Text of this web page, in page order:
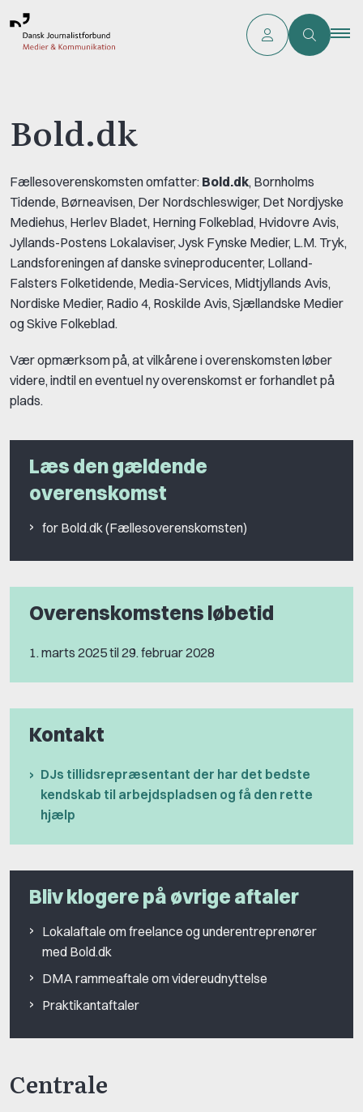
Bold.dk
Fællesoverenskomsten omfatter: Bold.dk, Bornholms
Tidende, Børneavisen, Der Nordschleswiger, Det Nordjyske
Mediehus, Herlev Bladet, Herning Folkeblad, Hvidovre Avis,
Jyllands-Postens Lokalaviser, Jysk Fynske Medier, L.M. Tryk,
Landsforeningen af danske svineproducenter, Lolland-
Falsters Folketidende, Media-Services, Midtjyllands Avis,
Nordiske Medier, Radio 4, Roskilde Avis, Sjællandske Medier
og Skive Folkeblad.
Vær opmærksom på, at vilkårene i overenskomsten løber
videre, indtil en eventuel ny overenskomst er forhandlet på
plads.
Læs den gældende
overenskomst
for Bold.dk (Fællesoverenskomsten)
Overenskomstens løbetid
1. marts 2025 til 29. februar 2028
Kontakt
DJs tillidsrepræsentant der har det bedste
kendskab til arbejdspladsen og få den rette
hjælp
Bliv klogere på øvrige aftaler
Lokalaftale om freelance og underentreprenører
med Bold.dk
DMA rammeaftale om videreudnyttelse
Praktikantaftaler
Centrale